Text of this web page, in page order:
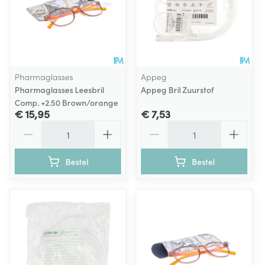
Pharmaglasses
Pharmaglasses Leesbril
Comp. +2.50 Brown/orange
€ 15,95
Bestel
Appeg
Appeg Bril Zuurstof
€ 7,53
Bestel